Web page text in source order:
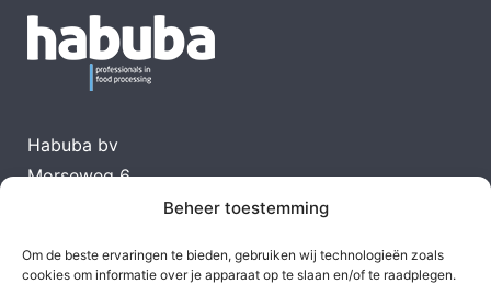
Beheer toestemming
Om de beste ervaringen te bieden, gebruiken wij technologieën zoals
cookies om informatie over je apparaat op te slaan en/of te raadplegen.
Habuba bv
Morseweg 6
1131 PK Volendam
Einfo@habuba.nl